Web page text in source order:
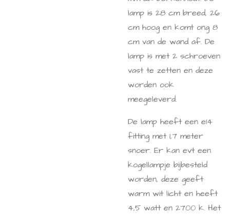
lamp is 28 cm breed, 26
cm hoog en komt ong 8
cm van de wand af. De
lamp is met 2 schroeven
vast te zetten en deze
worden ook
meegeleverd.
De lamp heeft een e14
fitting met 1,7 meter
snoer. Er kan evt een
kogellampje bijbesteld
worden, deze geeft
warm wit licht en heeft
4,5 watt en 2700 k. Het